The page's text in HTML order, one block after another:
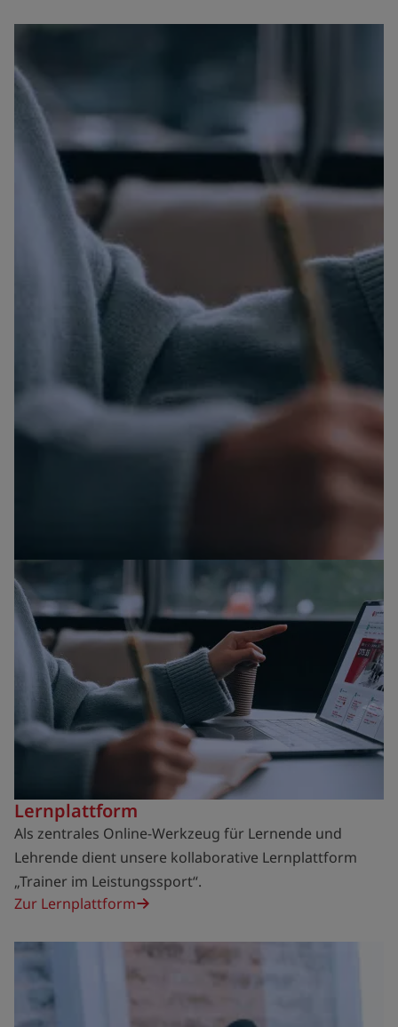
Lernplattform
Als zentrales Online-Werkzeug für Lernende und
Lehrende dient unsere kollaborative Lernplattform
„Trainer im Leistungssport“.
Zur Lernplattform